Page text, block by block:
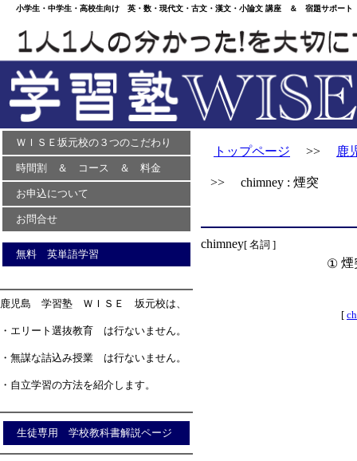
小学生・中学生・高校生向け 英・数・現代文・古文・漢文・小論文 講座 ＆ 宿題サポー
ＷＩＳＥ坂元校の３つのこだわり
時間割 ＆ コース ＆ 料金
お申込について
お問合せ
無料 英単語学習
鹿児島 学習塾 ＷＩＳＥ 坂元校は、
・エリート選抜教育 は行ないません。
・無謀な詰込み授業 は行ないません。
・自立学習の方法を紹介します。
生徒専用 学校教科書解説ページ
トップページ >> 鹿
>> chimney : 煙突
chimney[ 名詞 ]
① 煙
[